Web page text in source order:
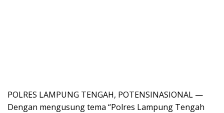
POLRES LAMPUNG TENGAH, POTENSINASIONAL —
Dengan mengusung tema “Polres Lampung Tengah